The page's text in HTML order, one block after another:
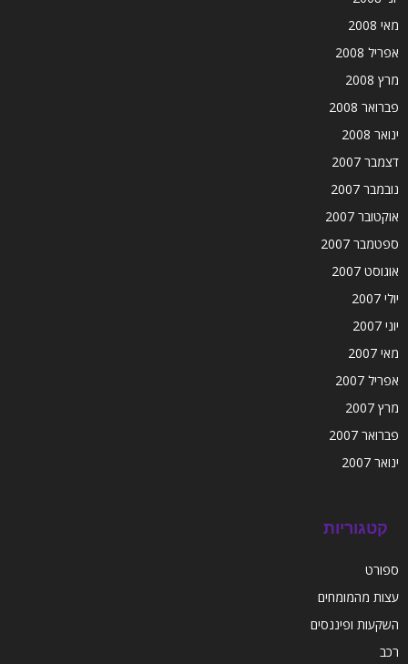
מאי 2008
אפריל 2008
מרץ 2008
פברואר 2008
ינואר 2008
דצמבר 2007
נובמבר 2007
אוקטובר 2007
ספטמבר 2007
אוגוסט 2007
יולי 2007
יוני 2007
מאי 2007
אפריל 2007
מרץ 2007
פברואר 2007
ינואר 2007
קטגוריות
ספורט
עצות מהמומחים
השקעות ופיננסים
רכב